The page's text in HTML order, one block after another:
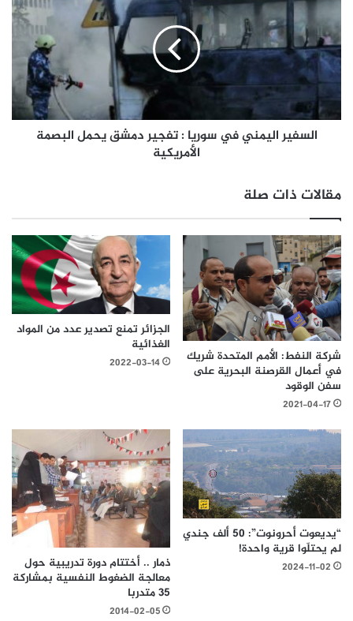
السفير اليمني في سوريا : تفجير دمشق يحمل البصمة
الأمريكية
مقالات ذات صلة
شركة النفط: الأمم المتحدة شريك
في أعمال القرصنة البحرية على
سفن الوقود
2021-04-17
الجزائر تمنع تصدير عدد من المواد
الغذائية
2022-03-14
“يديعوت أحرونوت”: 50 ألف جندي
لم يحتلّوا قرية واحدة!
2024-11-02
ذمار .. أختتام دورة تدريبية حول
معالجة الضغوط النفسية بمشاركة
35 متدربا
2014-02-05